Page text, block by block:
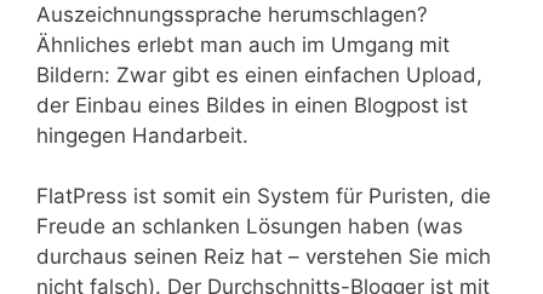
Auszeichnungssprache herumschlagen?
Ähnliches erlebt man auch im Umgang mit
Bildern: Zwar gibt es einen einfachen Upload,
der Einbau eines Bildes in einen Blogpost ist
hingegen Handarbeit.
FlatPress ist somit ein System für Puristen, die
Freude an schlanken Lösungen haben (was
durchaus seinen Reiz hat – verstehen Sie mich
nicht falsch). Der Durchschnitts-Blogger ist mit